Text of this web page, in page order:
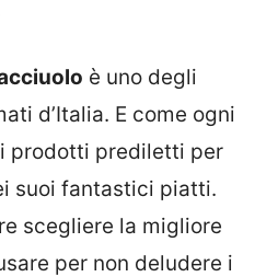
è uno degli
d’Italia. E come ogni
prodotti prediletti per
suoi fantastici piatti.
scegliere la migliore
per non deludere i